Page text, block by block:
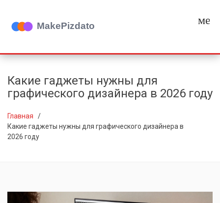
Какие гаджеты нужны для
графического дизайнера в 2026 году
Главная
Какие гаджеты нужны для графического дизайнера в
2026 году